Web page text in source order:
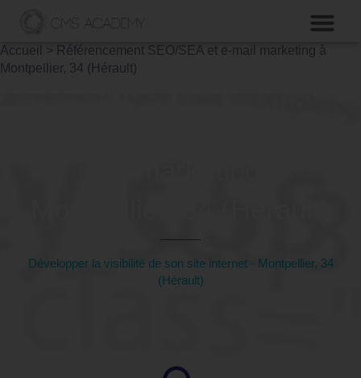
Accueil > Référencement SEO/SEA et e-mail marketing à
Montpellier, 34 (Hérault)
Développer la visibilité de son site internet - Montpellier, 34
(Hérault)